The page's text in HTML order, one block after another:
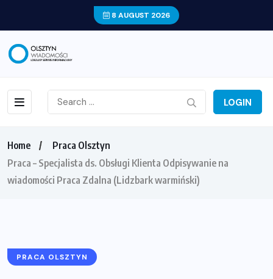
8 AUGUST 2026
LOGIN
Home
Praca Olsztyn
Praca – Specjalista ds. Obsługi Klienta Odpisywanie na
wiadomości Praca Zdalna (Lidzbark warmiński)
PRACA OLSZTYN